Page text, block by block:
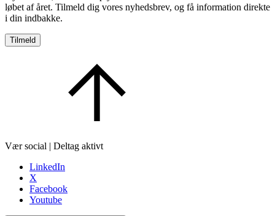
løbet af året. Tilmeld dig vores nyhedsbrev, og få information direkte
i din indbakke.
Tilmeld
Vær social | Deltag aktivt
LinkedIn
X
Facebook
Youtube